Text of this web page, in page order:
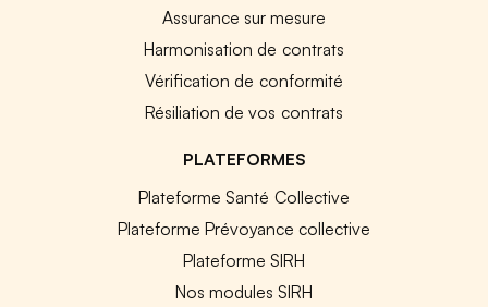
Assurance sur mesure
Harmonisation de contrats
Vérification de conformité
Résiliation de vos contrats
PLATEFORMES
Plateforme Santé Collective
Plateforme Prévoyance collective
Plateforme SIRH
Nos modules SIRH